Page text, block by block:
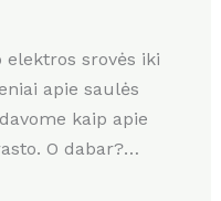
elektros srovės iki
apie saulės
kaip apie
O dabar?…